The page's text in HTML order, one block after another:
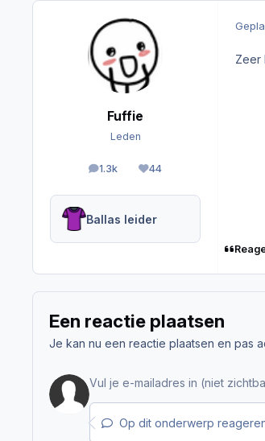
Fuffie
Leden
1.3k
berichten44
Reputation
Ballas leider
Zeer
Een reactie plaatsen
Je kan nu een reactie plaatsen en pas
Op dit onderwerp